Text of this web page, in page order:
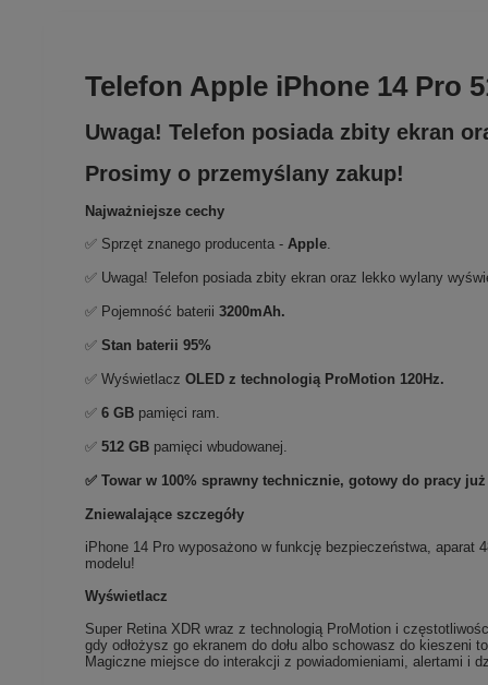
Telefon Apple iPhone 14 Pro
Uwaga! Telefon posiada zbity ekran
Prosimy o przemyślany zakup!
Najważniejsze cechy
✅ Sprzęt znanego producenta -Apple.
✅ Uwaga! Telefon posiada zbity ekran oraz lekko wylany
✅ Pojemność baterii3200mAh.
✅ Stan baterii 95%
✅ WyświetlaczOLED z technologią ProMotion 120Hz.
✅6 GB pamięci ram.
✅512 GB pamięci wbudowanej.
✅ Towar w 100% sprawny technicznie, gotowy do pracy
Zniewalające szczegóły
iPhone 14 Pro wyposażono w funkcję bezpieczeństwa, aparat
modelu!
Wyświetlacz
Super Retina XDR wraz z technologią ProMotion i
gdy odłożysz go ekranem do dołu albo schowasz do
Magiczne miejsce do interakcji z powiadomieniami, alertami i